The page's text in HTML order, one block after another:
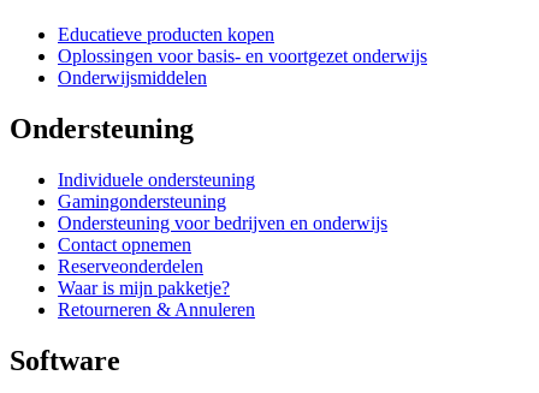
Educatieve producten kopen
Oplossingen voor basis- en voortgezet onderwijs
Onderwijsmiddelen
Ondersteuning
Individuele ondersteuning
Gamingondersteuning
Ondersteuning voor bedrijven en onderwijs
Contact opnemen
Reserveonderdelen
Waar is mijn pakketje?
Retourneren & Annuleren
Software